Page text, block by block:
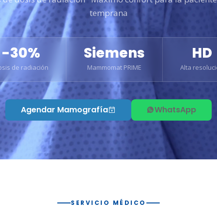
temprana
-30%
de radiación
Siemens
Mammomat PRIME
HD
Alta
Agendar Mamografía WhatsApp
SERVICIO MÉDICO